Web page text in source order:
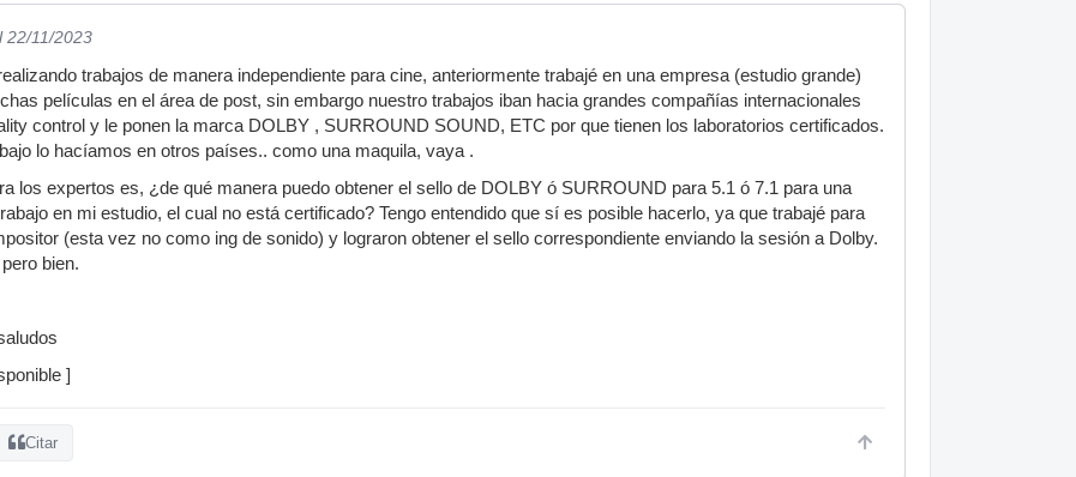
22/11/2023
trabajos de manera independiente para cine, anteriormente trabajé en una empresa (estudio grande)
películas en el área de post, sin embargo nuestro trabajos iban hacia grandes compañías internacionales
control y le ponen la marca DOLBY , SURROUND SOUND, ETC por que tienen los laboratorios certificados.
lo hacíamos en otros países.. como una maquila, vaya .
los expertos es, ¿de qué manera puedo obtener el sello de DOLBY ó SURROUND para 5.1 ó 7.1 para una
en mi estudio, el cual no está certificado? Tengo entendido que sí es posible hacerlo, ya que trabajé para
(esta vez no como ing de sonido) y lograron obtener el sello correspondiente enviando la sesión a Dolby.
bien.
]
Citar